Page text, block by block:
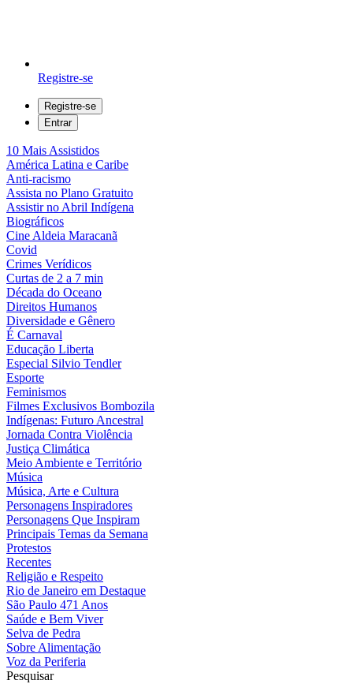
Registre-se
Registre-se
Entrar
10 Mais Assistidos
América Latina e Caribe
Anti-racismo
Assista no Plano Gratuito
Assistir no Abril Indígena
Biográficos
Cine Aldeia Maracanã
Covid
Crimes Verídicos
Curtas de 2 a 7 min
Década do Oceano
Direitos Humanos
Diversidade e Gênero
É Carnaval
Educação Liberta
Especial Silvio Tendler
Esporte
Feminismos
Filmes Exclusivos Bombozila
Indígenas: Futuro Ancestral
Jornada Contra Violência
Justiça Climática
Meio Ambiente e Território
Música
Música, Arte e Cultura
Personagens Inspiradores
Personagens Que Inspiram
Principais Temas da Semana
Protestos
Recentes
Religião e Respeito
Rio de Janeiro em Destaque
São Paulo 471 Anos
Saúde e Bem Viver
Selva de Pedra
Sobre Alimentação
Voz da Periferia
Pesquisar